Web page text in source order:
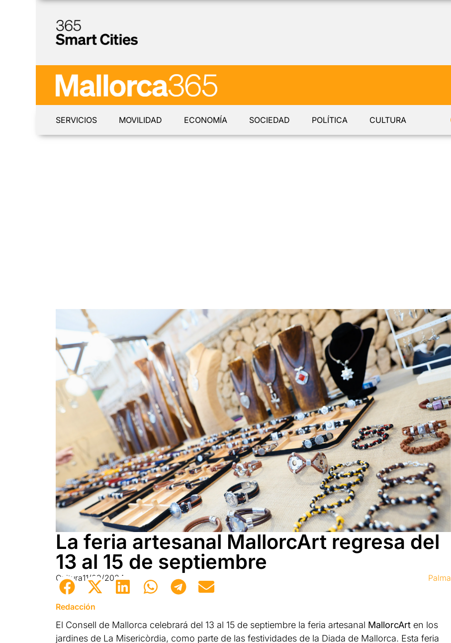
SERVICIOS MOVILIDAD ECONOMÍA SOCIEDAD POLÍTICA CULTURA
La feria artesanal MallorcArt regresa del
13 al 15 de septiembre
Cultura11/09/2024 Palma
Redacción
El Consell de Mallorca celebrará del 13 al 15 de septiembre la feria artesanal MallorcArt en los
jardines de La Misericòrdia, como parte de las festividades de la Diada de Mallorca. Esta feria